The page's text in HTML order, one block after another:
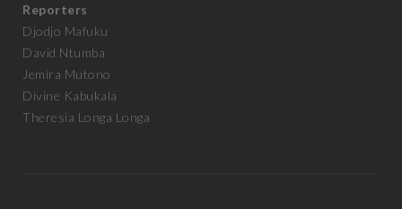
Reporters
Djodjo Mafuku
David Ntumba
Jemira Mutono
Divine Kabukala
Theresia Longa Longa